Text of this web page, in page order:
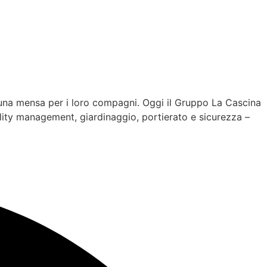
mensa per i loro compagni. Oggi il Gruppo La Cascina
management, giardinaggio, portierato e sicurezza –